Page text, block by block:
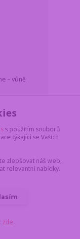
– vůně
do pondělí
nejdříve 18.8.
Skladem 3 ks
s použitím souborů
týkající se Vašich
zlepšovat náš web,
relevantní nabídky.
zde.